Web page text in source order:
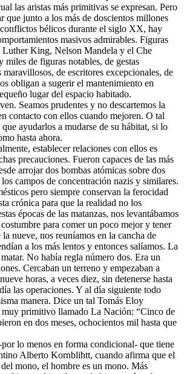
las aristas más primitivas se expresan. Pero
que junto a los más de doscientos millones
bélicos durante el siglo XX, hay
masivos admirables. Figuras
King, Nelson Mandela y el Che
miles de figuras notables, de gestas
maravillosos, de escritores excepcionales, de
obligan a sugerir el mantenimiento en
lugar del espacio habitado.
Seamos prudentes y no descartemos la
contacto con ellos cuando mejoren. O tal
ayudarlos a mudarse de su hábitat, si lo
hasta ahora.
establecer relaciones con ellos es
precauciones. Fueron capaces de las más
arrojar dos bombas atómicas sobre dos
campos de concentración nazis y similares.
pero siempre conservan la ferocidad
crónica para que la realidad no los
épocas de las matanzas, nos levantábamos
para comer un poco mejor y tener
la nueve, nos reuníamos en la cancha de
a los más lentos y entonces salíamos. La
No había regla número dos. Era un
Cercaban un terreno y empezaban a
horas, a veces diez, sin detenerse hasta
las operaciones. Y al día siguiente todo
manera. Dice un tal Tomás Eloy
primitivo llamado La Nación: “Cinco de
en dos meses, ochocientos mil hasta que
lo menos en forma condicional- que tiene
Alberto Kornblihtt, cuando afirma que el
mono, el hombre es un mono. Más